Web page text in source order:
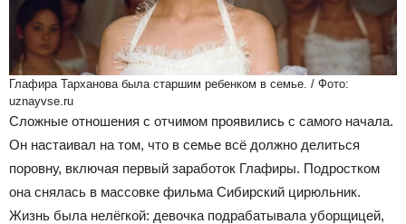
Глафира Тарханова была старшим ребенком в семье. / Фото:
uznayvse.ru
Сложные отношения с отчимом проявились с самого начала.
Он настаивал на том, что в семье всё должно делиться
поровну, включая первый заработок Глафиры. Подростком
она снялась в массовке фильма Сибирский цирюльник.
Жизнь была нелёгкой: девочка подрабатывала уборщицей,